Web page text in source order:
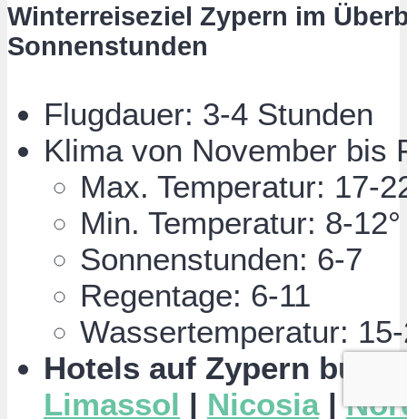
Winterreiseziel Zypern im
Sonnenstunden
Flugdauer: 3-4 Stunden
Klima von November bis
Max. Temperatur: 17-
Min. Temperatur: 8-12°
Sonnenstunden: 6-7
Regentage: 6-11
Wassertemperatur: 15-
Hotels auf Zypern
Limassol | Nicosia|